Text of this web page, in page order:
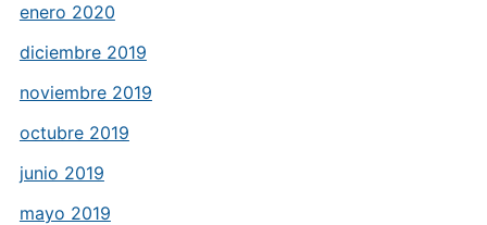
enero 2020
diciembre 2019
noviembre 2019
octubre 2019
junio 2019
mayo 2019